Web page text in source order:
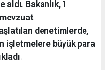
Bakanlık, 1
denetimlerde,
işletmelere büyük para